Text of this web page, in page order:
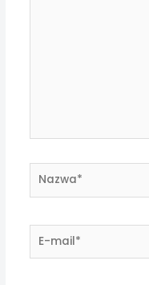
Nazwa*
E-